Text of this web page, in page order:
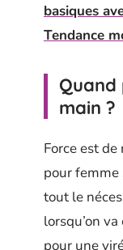
basiques
Tendance
main ?
Force est
pour
tout le
lorsqu’on
pour une